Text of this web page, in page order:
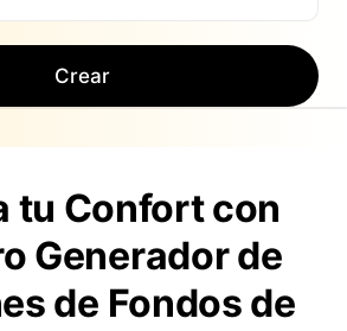
Crear
tu Confort con
Generador de
de Fondos de